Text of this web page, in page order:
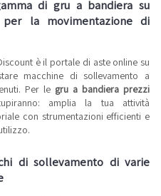
di gru a bandiera su
per la movimentazione di
è il portale di aste online su
macchine di sollevamento a
Per le gru a bandiera prezzi
amplia la tua attività
con strumentazioni efficienti e
di sollevamento di varie